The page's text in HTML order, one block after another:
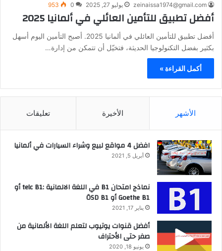
zeinaissa1974@gmail.com يوليو 27, 2025 0
953
أفضل تطبيق للتأمين العائلي في ألمانيا 2025
أفضل تطبيق للتأمين العائلي في ألمانيا 2025. أصبح التأمين اليوم أسهل
بكثير بفضل التكنولوجيا الحديثة، فتخيّل أن تتمكن من إدارة…
أكمل القراءة »
الأشهر الأخيرة تعليقات
افضل 4 مواقع لبيع وشراء السيارات في ألمانيا
أبريل 5, 2021
نماذج امتحان B1 في اللغة الالمانية :telc B1 أو
Goethe B1 أو ÖSD B1
يناير 17, 2021
أفضل قنوات يوتيوب لتعلم اللغة الألمانية من
صفر حتى الأحتراف
يونيو 18, 2020